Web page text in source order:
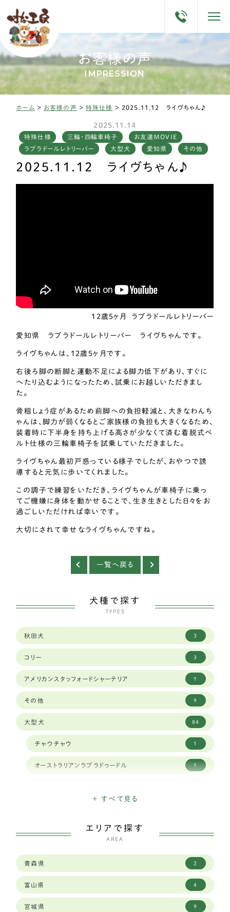
お客様の声
IMPRESSION
ホーム > お客様の声 >特殊仕様 > 2025.11.12 ライヴちゃん♪
2025.11.14
特殊仕様 三輪・四輪車椅子
お友達MOVIE
ラブラドールレトリーバー
大型犬 愛知県 その他
2025.11.12 ライヴちゃん♪
12歳５ヶ月 ラブラドールレトリーバー
愛知県 ラブラドールレトリーバー ライヴちゃんです。
ライヴちゃんは、12歳５ヶ月です。
右後ろ脚の断脚と運動不足による脚力低下があり、すぐに
へたり込むようになったため、試乗にお越しいただきまし
た。
骨粗しょう症があるため前脚への負担軽減と、大きなわんち
ゃんは、脚力が弱くなるとご家族様の負担も大きくなるため、
装着時に下半身を持ち上げる高さが少なくて済む着脱式ベ
ルト仕様の三輪車椅子を試乗していただきました。
ライヴちゃん最初戸惑っている様子でしたが、おやつで誘
導すると元気に歩いてくれました。
この調子で練習をいただき、ライヴちゃんが車椅子に乗っ
てご機嫌に身体を動かせることで、生き生きとした日々をお
過ごしいただければ幸いです。
大切にされて幸せなライヴちゃんですね。
一覧へ戻る
犬種で探す
TYPES
秋田犬 3
コリー 3
アメリカンスタッフォードシャーテリア 1
その他 9
大型犬 84
チャウチャウ 1
オーストラリアンラブラドゥードル 1
スタンダードプードル
ボーダーコリー 23
セントバーナード 2
+ すべて見る
エリアで探す
AREA
青森県 2
富山県 4
宮城県 9